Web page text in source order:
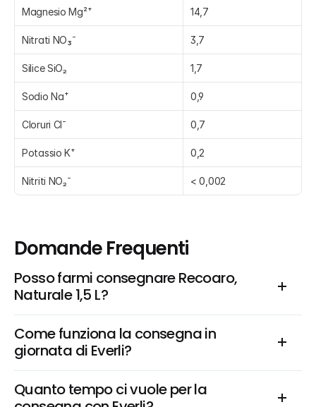
Magnesio Mg²⁺ 14,7
Nitrati NO₃⁻ 3,7
Silice SiO₂ 1,7
Sodio Na⁺ 0,9
Cloruri Cl⁻ 0,7
Potassio K⁺ 0,2
Nitriti NO₂⁻ < 0,002
Domande Frequenti
Posso farmi consegnare Recoaro,
Naturale 1,5 L?
Come funziona la consegna in
giornata di Everli?
Quanto tempo ci vuole per la